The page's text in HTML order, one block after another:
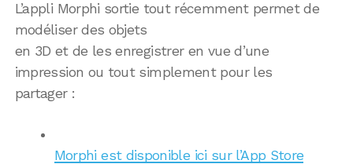
L’appli Morphi sortie tout récemment permet de
modéliser des objets
en 3D et de les enregistrer en vue d’une
impression ou tout simplement pour les
partager :
Morphi est disponible ici sur l’App Store